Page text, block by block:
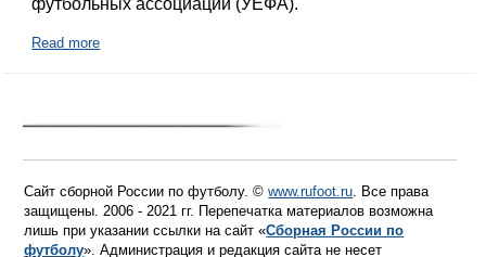
Read more
Сайт сборной России по футболу. ©www.rufoot.ru. Все права
защищены. 2006 - 2021 гг. Перепечатка материалов возможна
лишь при указании ссылки на сайт «Сборная России по
футболу». Администрация и редакция сайта не несет